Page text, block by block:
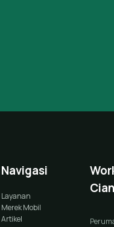
Navigasi
Layanan
Merek Mobil
Artikel